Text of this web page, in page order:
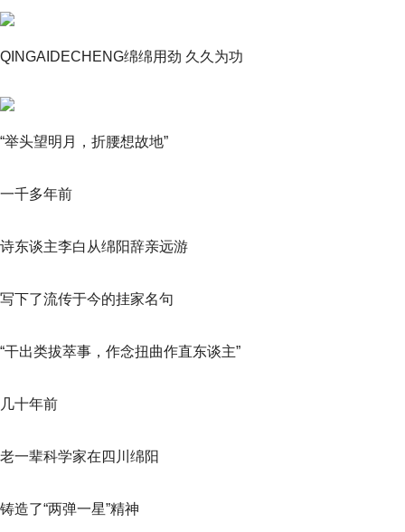
QINGAIDECHENG绵绵用劲 久久为功
“举头望明月，折腰想故地”
一千多年前
诗东谈主李白从绵阳辞亲远游
写下了流传于今的挂家名句
“干出类拔萃事，作念扭曲作直东谈主”
几十年前
老一辈科学家在四川绵阳
铸造了“两弹一星”精神